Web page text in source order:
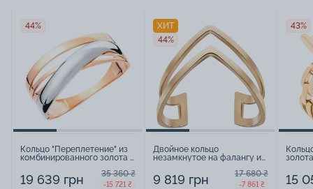
44%
Кольцо "Переплетение" из
комбинированного золота -
19 639 грн 35 360 ₴
-15 721 ₴
ХИТ
44%
Двойное кольцо
незамкнутое на фалангу из
9 819 грн 17 680 ₴
-7 861 ₴
43%
15